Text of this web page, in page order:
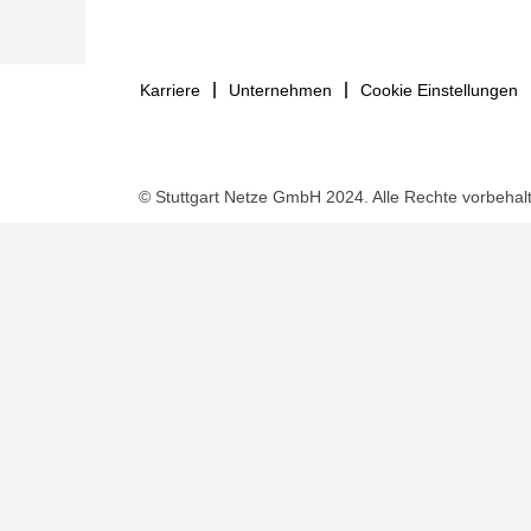
Karriere Unternehmen Cookie Einstellungen
© Stuttgart Netze GmbH 2024. Alle Rechte